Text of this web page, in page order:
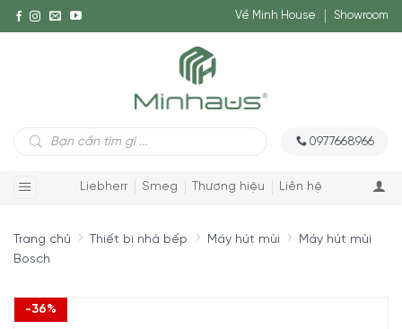
Về Minh House Showroom
Tìm
kiếm
0977668966
Liebherr Smeg Thương hiệu Liên hệ
Trang chủ Thiết bị nhà bếp Máy hút mùi
Máy hút mùi
Bosch
-36%